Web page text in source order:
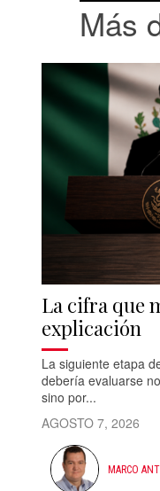
Más
La cifra que
explicación
La siguiente etapa
debería evaluarse
sino por...
AGOSTO 7, 2026
MARCO